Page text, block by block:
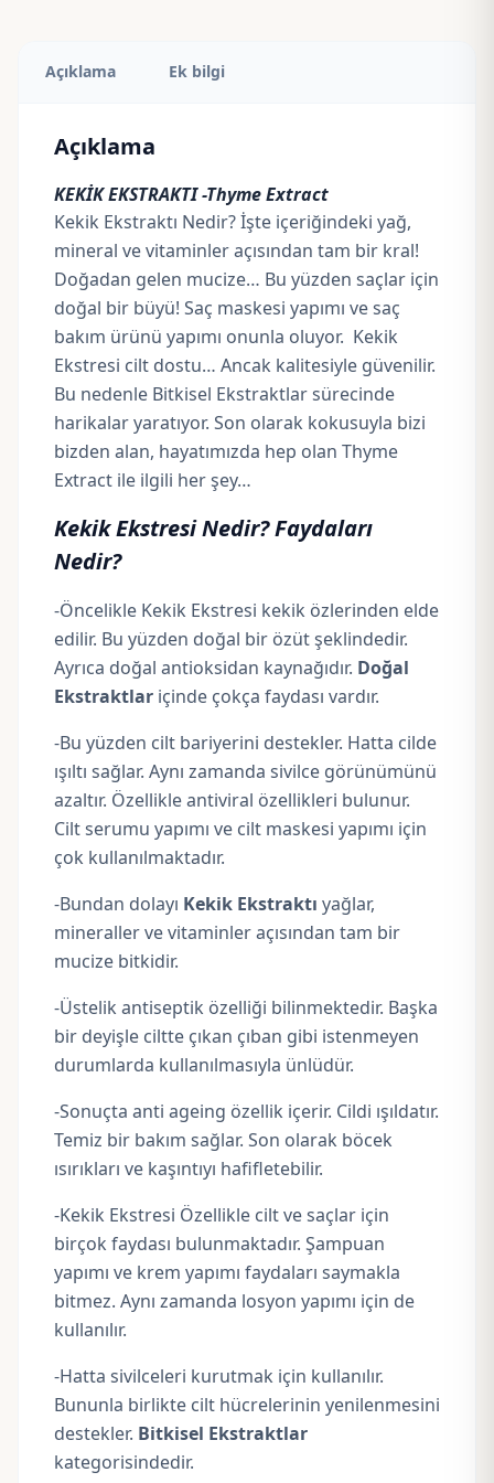
Açıklama Ek bilgi
Açıklama
KEKİK EKSTRAKTI -Thyme Extract
Kekik Ekstraktı Nedir? İşte içeriğindeki yağ,
mineral ve vitaminler açısından tam bir kral!
Doğadan gelen mucize… Bu yüzden saçlar için
doğal bir büyü! Saç maskesi yapımı ve saç
bakım ürünü yapımı onunla oluyor. Kekik
Ekstresi cilt dostu… Ancak kalitesiyle güvenilir.
Bu nedenle Bitkisel Ekstraktlar sürecinde
harikalar yaratıyor. Son olarak kokusuyla bizi
bizden alan, hayatımızda hep olan Thyme
Extract ile ilgili her şey…
Kekik Ekstresi Nedir? Faydaları
Nedir?
-Öncelikle Kekik Ekstresi kekik özlerinden elde
edilir. Bu yüzden doğal bir özüt şeklindedir.
Ayrıca doğal antioksidan kaynağıdır. Doğal
Ekstraktlar içinde çokça faydası vardır.
-Bu yüzden cilt bariyerini destekler. Hatta cilde
ışıltı sağlar. Aynı zamanda sivilce görünümünü
azaltır. Özellikle antiviral özellikleri bulunur.
Cilt serumu yapımı ve cilt maskesi yapımı için
çok kullanılmaktadır.
-Bundan dolayı Kekik Ekstraktı yağlar,
mineraller vevitaminleraçısından tam bir
mucize bitkidir.
-Üstelik antiseptik özelliği bilinmektedir. Başka
bir deyişle ciltte çıkan çıban gibi istenmeyen
durumlarda kullanılmasıyla ünlüdür.
-Sonuçta anti ageing özellik içerir. Cildi ışıldatır.
Temiz bir bakım sağlar. Son olarak böcek
ısırıkları ve kaşıntıyı hafifletebilir.
-Kekik Ekstresi Özellikle cilt ve saçlar için
birçok faydası bulunmaktadır. Şampuan
yapımı ve krem yapımı faydaları saymakla
bitmez. Aynı zamanda losyon yapımı için de
kullanılır.
-Hatta sivilceleri kurutmak için kullanılır.
Bununla birlikte cilt hücrelerinin yenilenmesini
destekler. Bitkisel Ekstraktlar
kategorisindedir.